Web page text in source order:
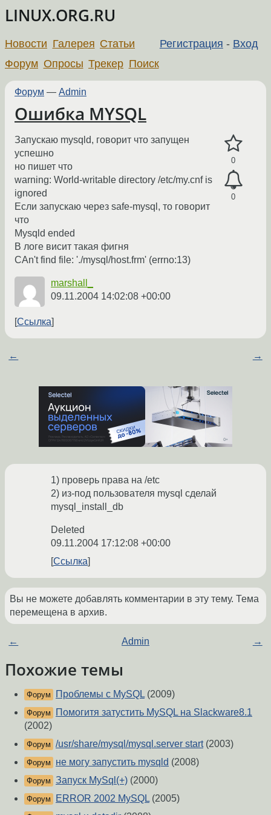
LINUX.ORG.RU
Регистрация - Вход
Новости Галерея Статьи
Форум Опросы Трекер Поиск
Форум — Admin
Ошибка MYSQL
0
0
Запускаю mysqld, говорит что запущен
успешно
но пишет что
warning: World-writable directory /etc/my.cnf is
ignored
Если запускаю через safe-mysql, то говорит
что
Mysqld ended
В логе висит такая фигня
CAn't find file: './mysql/host.frm' (errno:13)
marshall_
09.11.2004 14:02:08 +00:00
Ссылка
← →
1) проверь права на /etc
2) из-под пользователя mysql сделай
mysql_install_db
Deleted
09.11.2004 17:12:08 +00:00
Ссылка
Вы не можете добавлять комментарии в эту тему. Тема
перемещена в архив.
← Admin →
Похожие темы
Форум Проблемы с MySQL (2009)
Форум
Помогитя затустить MySQL на Slackware8.1
(2002)
Форум /usr/share/mysql/mysql.server start(2003)
Форум не могу запустить mysqld (2008)
Форум Запуск MySql(+) (2000)
Форум ERROR 2002 MySQL (2005)